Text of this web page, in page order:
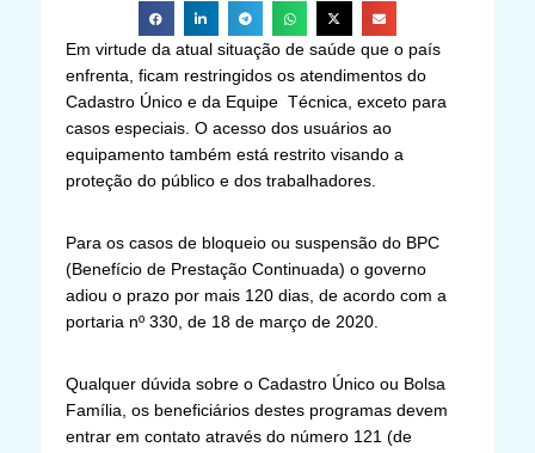
Em virtude da atual situação de saúde que o país
enfrenta, ficam restringidos os atendimentos do
Cadastro Único e da Equipe Técnica, exceto para
casos especiais. O acesso dos usuários ao
equipamento também está restrito visando a
proteção do público e dos trabalhadores.
Para os casos de bloqueio ou suspensão do BPC
(Benefício de Prestação Continuada) o governo
adiou o prazo por mais 120 dias, de acordo com a
portaria nº 330, de 18 de março de 2020.
Qualquer dúvida sobre o Cadastro Único ou Bolsa
Família, os beneficiários destes programas devem
entrar em contato através do número 121 (de